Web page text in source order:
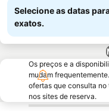
Selecione as datas
exatos.
Os preços e a
mudam
ofertas que consulta
nos sites de reserva.